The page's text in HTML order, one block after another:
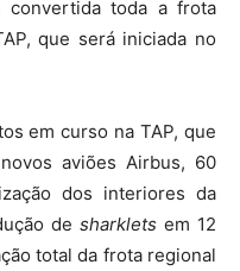
convertida toda a frota
que será iniciada no
em curso na TAP, que
aviões Airbus, 60
dos interiores da
desharklets em 12
total da frota regional